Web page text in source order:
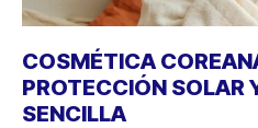
COSMÉTICA
PROTECCIÓN SOLAR
SENCILLA